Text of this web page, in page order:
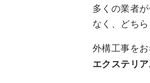
多くの業者
なく、どち
外構工事を
エクステリ